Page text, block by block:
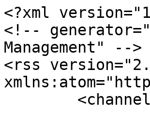
<?xml
<!--
Management" -->
<rss